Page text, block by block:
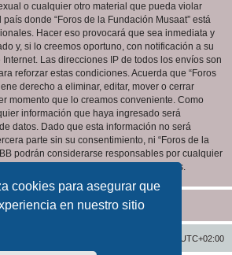
cookies para asegurar que
en nuestro sitio
o cualquier otro material que pueda violar
donde “Foros de la Fundación Musaat” está
Hacer eso provocará que sea inmediata y
y, si lo creemos oportuno, con notificación a su
Las direcciones IP de todos los envíos son
reforzar estas condiciones. Acuerda que “Foros
derecho a eliminar, editar, mover o cerrar
momento que lo creamos conveniente. Como
información que haya ingresado será
datos. Dado que esta información no será
parte sin su consentimiento, ni “Foros de la
podrán considerarse responsables por cualquier
a que los datos sean comprometidos.
UTC+02:00